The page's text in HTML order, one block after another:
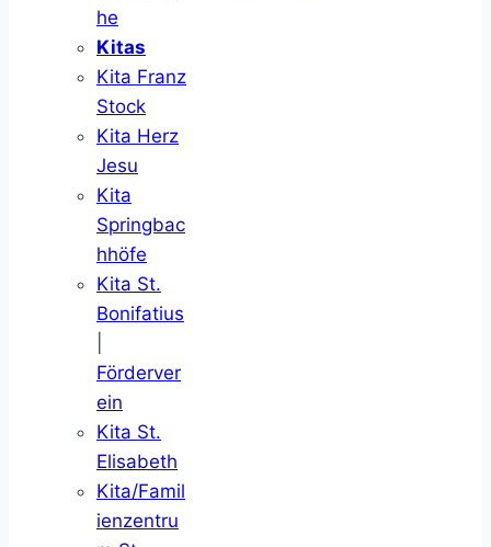
he
Kitas
Kita Franz
Stock
Kita Herz
Jesu
Kita
Springbac
hhöfe
Kita St.
Bonifatius
Förderver
ein
Kita St.
Elisabeth
Kita/Famil
ienzentru